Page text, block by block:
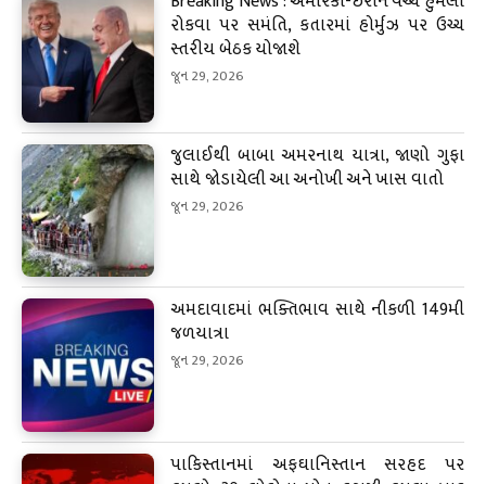
રોકવા પર સમંતિ, કતારમાં હોર્મુઝ પર ઉચ્ચ
સ્તરીય બેઠક યોજાશે
જૂન 29, 2026
જુલાઈથી બાબા અમરનાથ યાત્રા, જાણો ગુફા
સાથે જોડાયેલી આ અનોખી અને ખાસ વાતો
જૂન 29, 2026
અમદાવાદમાં ભક્તિભાવ સાથે નીકળી 149મી
જળયાત્રા
જૂન 29, 2026
પાકિસ્તાનમાં અફઘાનિસ્તાન સરહદ પર